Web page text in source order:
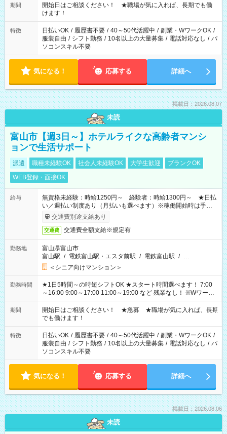
週40時間超の就業はご案内できません ※法令に基づき、週20時
間以上勤務は社会保険への加入対象となります ※労働者派遣法
（日雇い派遣の原則禁止）により、短時間・短期間の就業はご
案内が難しい場合があります
期間
開始日はご相談ください！ ★職場が気に入れば、長期でも働
けます！
特徴 日払いOK / 履歴書不要 / 40～50代活躍中 / 副業・WワークOK /
服装自由 / シフト勤務 / 10名以上の大量募集 / 電話対応なし / パ
ソコンスキル不要
気になる！ 応募する 詳細へ
掲載日：2026.08.07
未読
富山市【週3日～】ホテルライクな高齢者マンシ
ョンで生活サポート
派遣 職種未経験OK 社会人未経験OK 大学生歓迎
ブランクOK
WEB登録・面接OK
給与
無資格未経験：時給1250円～ 経験者：時給1300円～ ★日払
い／週払い制度あり（月払いも選べます）※稼働開始時は手続き
完了次第のお支払いとなります。
交通費別途支給あり
交通費 交通費全額支給※規定有
勤務地
富山県富山市
富山駅 / 電鉄富山駅・エスタ前駅 / 電鉄富山駅 / …
＜シニア向けマンション＞
勤務時間
★1日5時間～の時短シフトOK ★スタート時間選べます！ 7:00
～16:00 9:00～17:00 11:00～19:00 など 残業なし！ ※Wワーク
の場合、他のお仕事と合わせ週40時間超の就業はご案内できま
せん ※法令に基づき、週20時間以上勤務は社会保険への加入対
象となります ※労働者派遣法（日雇い派遣の原則禁止）によ
り、短時間・短期間の就業はご案内が難しい場合があります
期間
開始日はご相談ください！ ★急募 ★職場が気に入れば、長期
でも働けます！
特徴 日払いOK / 履歴書不要 / 40～50代活躍中 / 副業・WワークOK /
服装自由 / シフト勤務 / 10名以上の大量募集 / 電話対応なし / パ
ソコンスキル不要
気になる！ 応募する 詳細へ
掲載日：2026.08.06
未読